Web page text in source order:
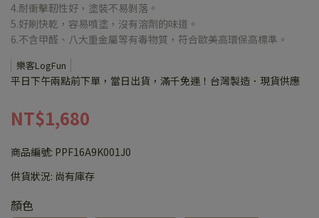
4.耐衝擊靭性好，塗裝不易剝落。
5.好刷快乾，容易噴塗，沒有溶劑的味道。
6.不含甲醛、八大重金屬等有毒物質，符合歐美高環保高標準。
樂客LogFun
平日下午兩點前下單，當日出貨，滿千免運！台灣製造．現貨供應
NT$1,680
商品編號: PPF16A9K001J0
供貨狀況: 尚有庫存
顏色